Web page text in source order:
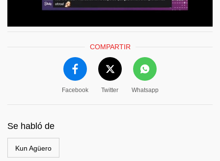
COMPARTIR
Facebook Twitter Whatsapp
Se habló de
Kun Agüero